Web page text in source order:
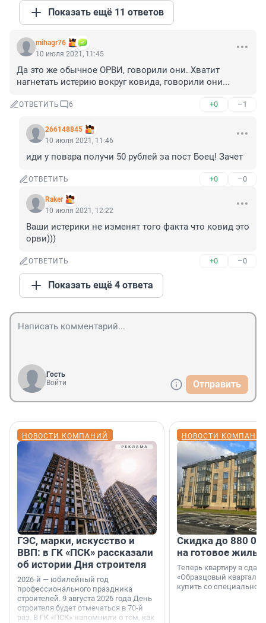
Показать ещё 11 ответов
mihagr76
10 июля 2021, 11:45
Да это же обычное ОРВИ, говорили они. Хватит
нагнетать истерию вокруг ковида, говорили они...
ОТВЕТИТЬ 6 +0 –1
266148845
10 июля 2021, 11:46
иди у повара получи 50 рублей за пост Боец! Зачет
ОТВЕТИТЬ +0 –0
Raker
10 июля 2021, 12:22
Ваши истерики не изменят того факта что ковид это
орви)))
ОТВЕТИТЬ +0 –0
Показать ещё 4 ответа
Гость
Войти
Отправить
НОВОСТИ КОМПАНИЙ
ГЭС, марки, искусство и
ВВП: в ГК «ПСК» рассказали
об истории Дня строителя
2026-й — юбилейный год
профессионального праздника
строителей. 9 августа 2026 года День
строителя будет отмечаться в 70-й
раз. В ГК «ПСК» напомнили о том, как
НОВОСТИ
Скидка до 880
на готовое
Теперь квартиру в
«Образцовый квартал
купить со специальной